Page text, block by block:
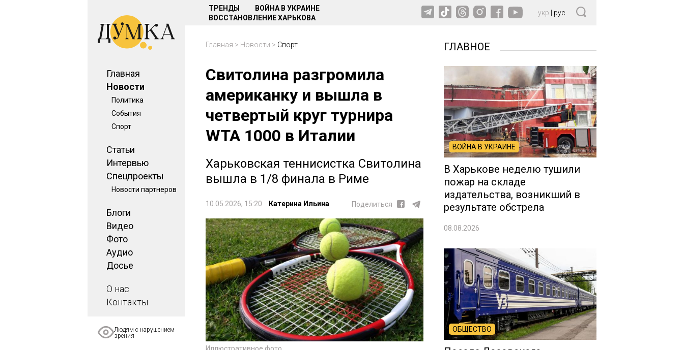
Главная
Новости
Политика
События
Спорт
Статьи
Интервью
Спецпроекты
Новости партнеров
Блоги
Видео
Фото
Аудио
Досье
О нас
Контакты
Людям с нарушением
зрения
ТРЕНДЫ
ВОЙНА В УКРАИНЕ
ВОССТАНОВЛЕНИЕ ХАРЬКОВА
укр рус
Главная > Новости > Спорт
Свитолина разгромила
американку и вышла в
четвертый круг турнира
WTA 1000 в Италии
Харьковская теннисистка Свитолина
вышла в 1/8 финала в Риме
10.05.2026, 15:20 Катерина Ильина Поделиться
ГЛАВНОЕ
ВОЙНА В УКРАИНЕ
В Харькове неделю тушили
пожар на складе
издательства, возникший в
результате обстрела
08.08.2026
ОБЩЕСТВО